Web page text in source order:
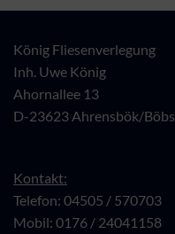
König Fliesenverlegung
Inh. Uwe König
Ahornallee 13
D-23623 Ahrensbök/Böbs
Kontakt:
Telefon: 04505 / 570703
Mobil: 0176 / 24041158